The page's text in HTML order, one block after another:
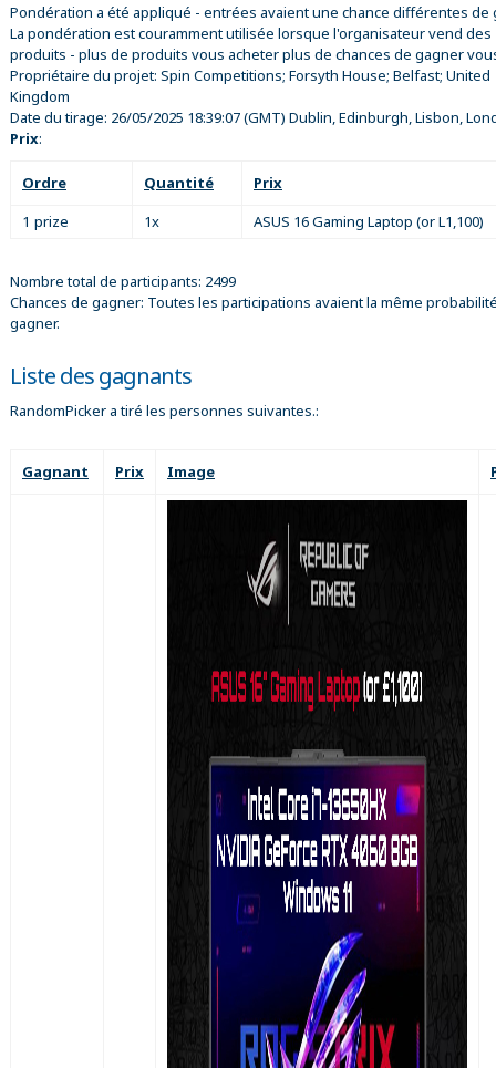
Pondération a été appliqué - entrées avaient une chance différentes de
La pondération est couramment utilisée lorsque l'organisateur vend des
produits - plus de produits vous acheter plus de chances de gagner
Propriétaire du projet: Spin Competitions; Forsyth House; Belfast; United
Kingdom
Date du tirage: 26/05/2025 18:39:07(GMT) Dublin, Edinburgh, Lisbon,
Prix:
Ordre Quantité
Prix
1 prize
1x ASUS 16 Gaming Laptop (or L1,100)
Nombre total de participants: 2499
Chances de gagner: Toutes les participations avaient la même
gagner.
Liste des gagnants
RandomPicker a tiré les personnes suivantes.:
Gagnant Prix Image